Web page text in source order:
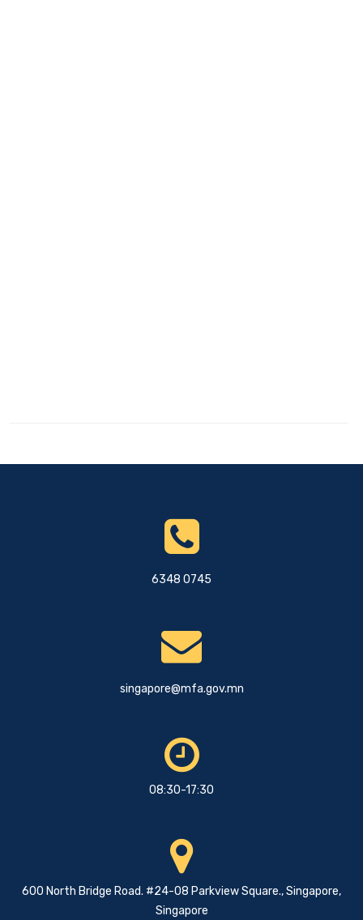
6348 0745
singapore@mfa.gov.mn
08:30-17:30
600 North Bridge Road. #24-08 Parkview Square., Singapore,
Singapore